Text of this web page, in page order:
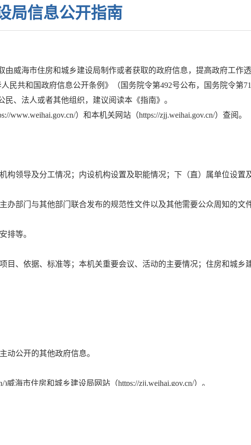
局信息公开指南
由威海市住房和城乡建设局制作或者获取的政府信息，提高政府工作
民共和国政府信息公开条例》（国务院令第492号公布，国务院令第
、法人或者其他组织，建议阅读本《指南》。
www.weihai.gov.cn/） 和本机关网站（https://zjj.weihai.gov.cn/） 查阅。
构领导及分工情况；内设机构设置及职能情况；下（直）属单位设置
办部门与其他部门联合发布的规范性文件以及其他需要公众周知的文
排等。
目、依据、标准等；本机关重要会议、活动的主要情况； 住房和城乡
动公开的其他政府信息。
)威海市住房和城乡建设局 网站（https://zjj.weihai.gov.cn/） 。